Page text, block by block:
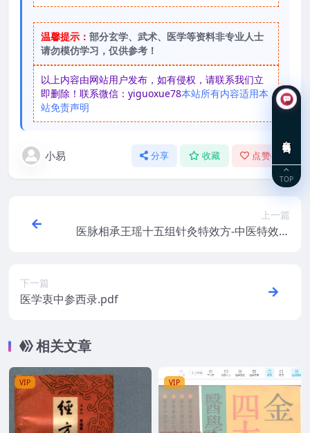
温馨提示： 部分玄学、武术、医学等资料非专业人士
请勿模仿学习，仅供参考！
以上内容由网站用户发布，如有侵权，请联系我们立
即删除！联系微信：yiguoxue78本站所有内容适用本
站免责声明
小易 分享 收藏 点赞(
上一篇
医脉相承王瑶十五组针灸特效方-中医特效针
下一篇
医学衷中参西录.pdf
相关文章
VIP VIP
TOP